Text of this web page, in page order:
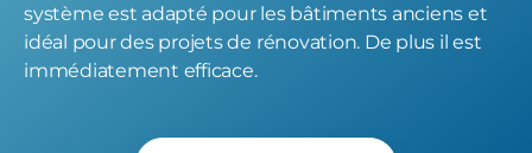
système est adapté pour les bâtiments anciens et
idéal pour des projets de rénovation. De plus il est
immédiatement efficace.